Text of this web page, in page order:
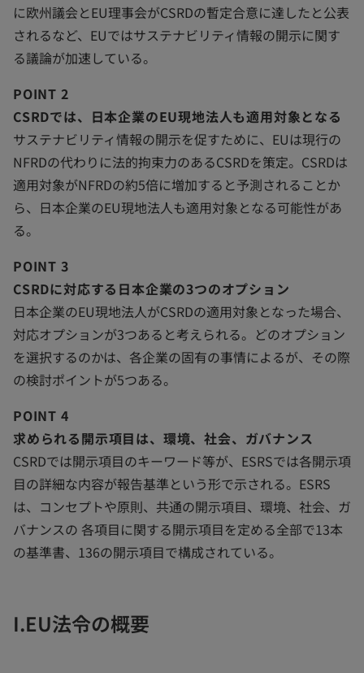
に欧州議会とEU理事会がCSRDの暫定合意に達したと公表
されるなど、EUではサステナビリティ情報の開示に関す
る議論が加速している。
POINT 2
CSRDでは、日本企業のEU現地法人も適用対象となる
サステナビリティ情報の開示を促すために、EUは現行の
NFRDの代わりに法的拘束力のあるCSRDを策定。CSRDは
適用対象がNFRDの約5倍に増加すると予測されることか
ら、日本企業のEU現地法人も適用対象となる可能性があ
る。
POINT 3
CSRDに対応する日本企業の3つのオプション
日本企業のEU現地法人がCSRDの適用対象となった場合、
対応オプションが3つあると考えられる。どのオプション
を選択するのかは、各企業の固有の事情によるが、その際
の検討ポイントが5つある。
POINT 4
求められる開示項目は、環境、社会、ガバナンス
CSRDでは開示項目のキーワード等が、ESRSでは各開示項
目の詳細な内容が報告基準という形で示される。ESRS
は、コンセプトや原則、共通の開示項目、環境、社会、ガ
バナンスの 各項目に関する開示項目を定める全部で13本
の基準書、136の開示項目で構成されている。
I.EU法令の概要